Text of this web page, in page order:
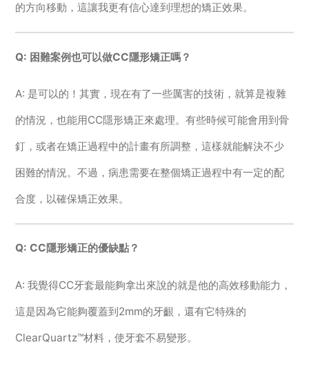
的方向移動，這讓我更有信心達到理想的矯正效果。
Q: 困難案例也可以做CC隱形矯正嗎？
A: 是可以的！其實，現在有了一些厲害的技術，就算是複雜
的情況，也能用CC隱形矯正來處理。有些時候可能會用到骨
釘，或者在矯正過程中的計畫有所調整，這樣就能解決不少
困難的情況。不過，病患需要在整個矯正過程中有一定的配
合度，以確保矯正效果。
Q: CC隱形矯正的優缺點？
A: 我覺得CC牙套最能夠拿出來說的就是他的高效移動能力，
這是因為它能夠覆蓋到2mm的牙齦，還有它特殊的
ClearQuartz™材料，使牙套不易變形。